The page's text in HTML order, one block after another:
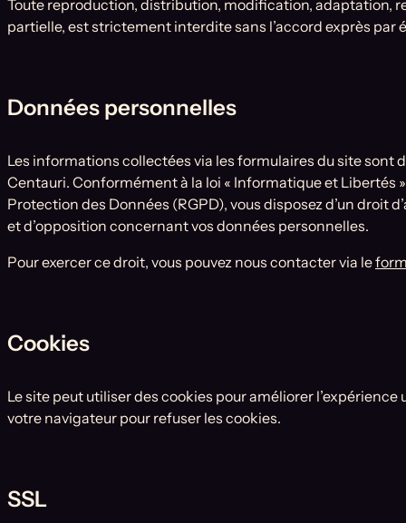
Toute reproduction, distribution, modification, adaptation,
partielle, est strictement interdite sans l’accord exprès par
Données personnelles
Les informations collectées via les formulaires du site sont
Centauri. Conformément à la loi « Informatique et Libertés
Protection des Données (RGPD), vous disposez d’un droit
et d’opposition concernant vos données personnelles.
Pour exercer ce droit, vous pouvez nous contacter via le
Cookies
Le site peut utiliser des cookies pour améliorer
votre navigateur pour refuser les cookies.
SSL